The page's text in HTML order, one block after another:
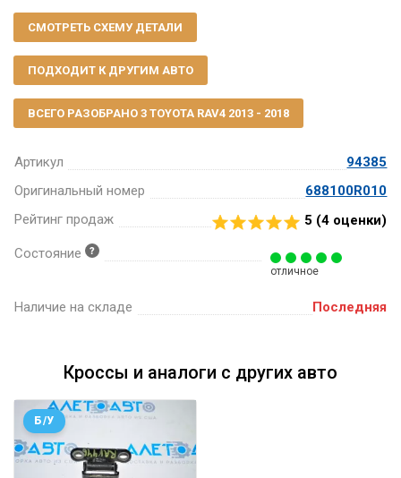
Артикул
94385
Оригинальный номер
688100R010
Рейтинг продаж
5 (4 оценки)
Состояние
отличное
Наличие на складе Последняя
СМОТРЕТЬ СХЕМУ ДЕТАЛИ
ПОДХОДИТ К ДРУГИМ АВТО
ВСЕГО РАЗОБРАНО 3 TOYOTA RAV4 2013 - 2018
Кроссы и аналоги с других авто
Б/У